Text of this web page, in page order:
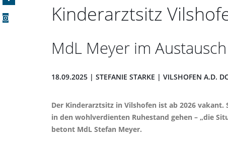
Kinderarztsitz
MdL Meyer im
18.09.2025 | STEFANIE STARKE | VILSHOFEN A.D.
Der Kinderarztsitz in Vilshofen ist ab 2026
in den wohlverdienten Ruhestand gehen – „die
betont MdL Stefan Meyer.